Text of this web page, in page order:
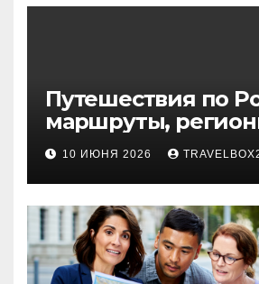
волокна
Путешествия по
маршруты,
особенности
10 ИЮНЯ 2026